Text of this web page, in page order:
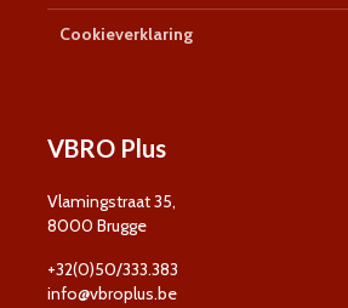
Cookieverklaring
VBRO Plus
Vlamingstraat 35,
8000 Brugge
+32(0)50/333.383
info@vbroplus.be